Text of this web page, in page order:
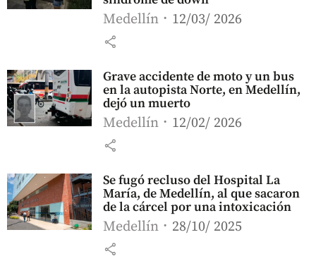
Medellín 12/03/ 2026
share
Grave accidente de moto y un bus
en la autopista Norte, en Medellín,
dejó un muerto
Medellín 12/02/ 2026
share
Se fugó recluso del Hospital La
María, de Medellín, al que sacaron
de la cárcel por una intoxicación
Medellín 28/10/ 2025
share